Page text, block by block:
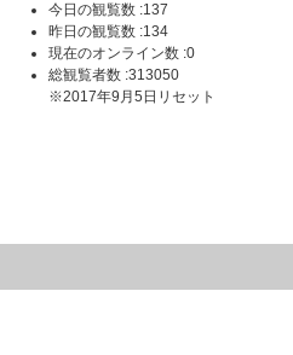
今日の観覧数 :137
昨日の観覧数 :134
現在のオンライン数 :0
総観覧者数 :313050
※2017年9月5日リセット